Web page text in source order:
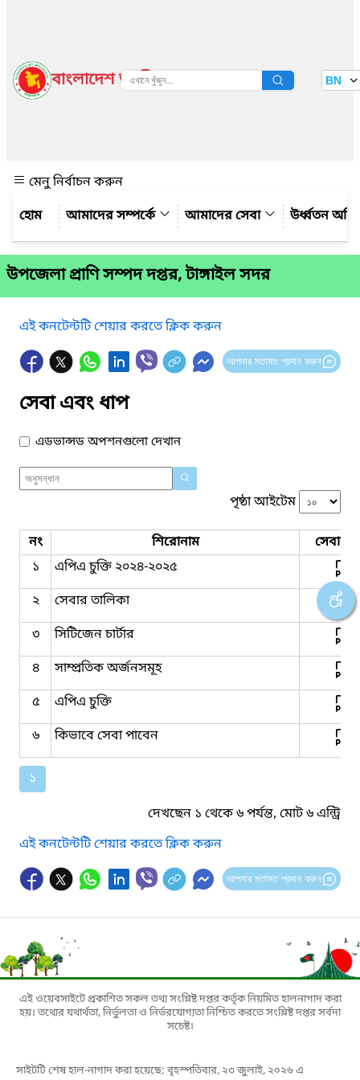
বাংলাদেশ জাতীয় তথ্য বাতায়ন BN
মেনু নির্বাচন করুন
আমাদের সম্পর্কে
আমাদের সেবা উর্ধ্বতন
উপজেলা প্রাণি সম্পদ দপ্তর, টাঙ্গাইল সদর
এই কনটেন্টটি শেয়ার করতে ক্লিক করুন
আপনার মতামত প্রদান করুন
সেবা এবং ধাপ
এডভান্সড অপশনগুলো দেখান
পৃষ্ঠা আইটেম
নং শিরোনাম
সেবার
১
এপিএ চুক্তি ২০২৪-২০২৫
২
সেবার তালিকা
৩
সিটিজেন চার্টার
৪
সাম্প্রতিক অর্জনসমূহ
৫
এপিএ চুক্তি
৬
কিভাবে সেবা পাবেন
১
দেখছেন ১ থেকে ৬ পর্যন্ত, মোট ৬ এন্ট্রি
এই কনটেন্টটি শেয়ার করতে ক্লিক করুন
আপনার মতামত প্রদান করুন
এই ওয়েবসাইটে প্রকাশিত সকল তথ্য সংশ্লিষ্ট দপ্তর কর্তৃক নিয়মিত হালনাগাদ করা
হয়। তথ্যের যথার্থতা, নির্ভুলতা ও নির্ভরযোগ্যতা নিশ্চিত করতে সংশ্লিষ্ট দপ্তর সর্বদা
সচেষ্ট।
সাইটটি শেষ হাল-নাগাদ করা হয়েছে: বৃহস্পতিবার, ২৩ জুলাই, ২০২৬ এ